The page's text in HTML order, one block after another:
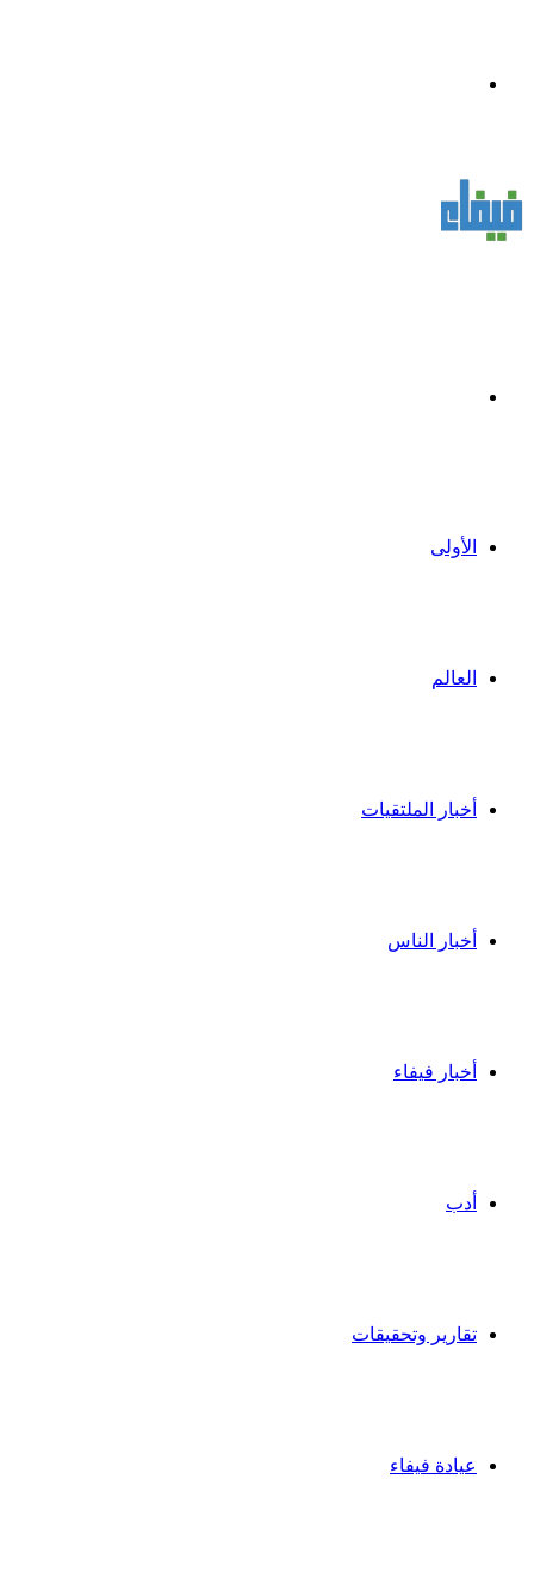
الأولى
العالم
أخبار الملتقيات
أخبار الناس
أخبار فيفاء
أدب
تقارير وتحقيقات
عيادة فيفاء